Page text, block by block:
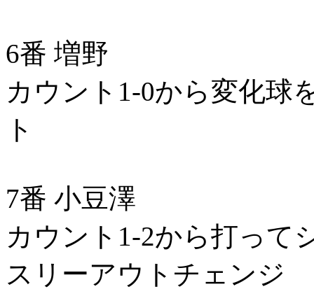
6番 増野
カウント1-0から変化球
ト
7番 小豆澤
カウント1-2から打って
スリーアウトチェンジ